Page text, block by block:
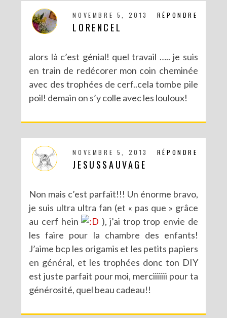
RÉPONDRE
NOVEMBRE 5, 2013
LORENCEL
alors là c’est génial! quel travail ….. je suis
en train de redécorer mon coin cheminée
avec des trophées de cerf..cela tombe pile
poil! demain on s’y colle avec les louloux!
RÉPONDRE
NOVEMBRE 5, 2013
JESUSSAUVAGE
Non mais c’est parfait!!! Un énorme bravo,
je suis ultra ultra fan (et « pas que » grâce
au cerf hein
), j’ai trop trop envie de
les faire pour la chambre des enfants!
J’aime bcp les origamis et les petits papiers
en général, et les trophées donc ton DIY
est juste parfait pour moi, merciiiiiii pour ta
générosité, quel beau cadeau!!